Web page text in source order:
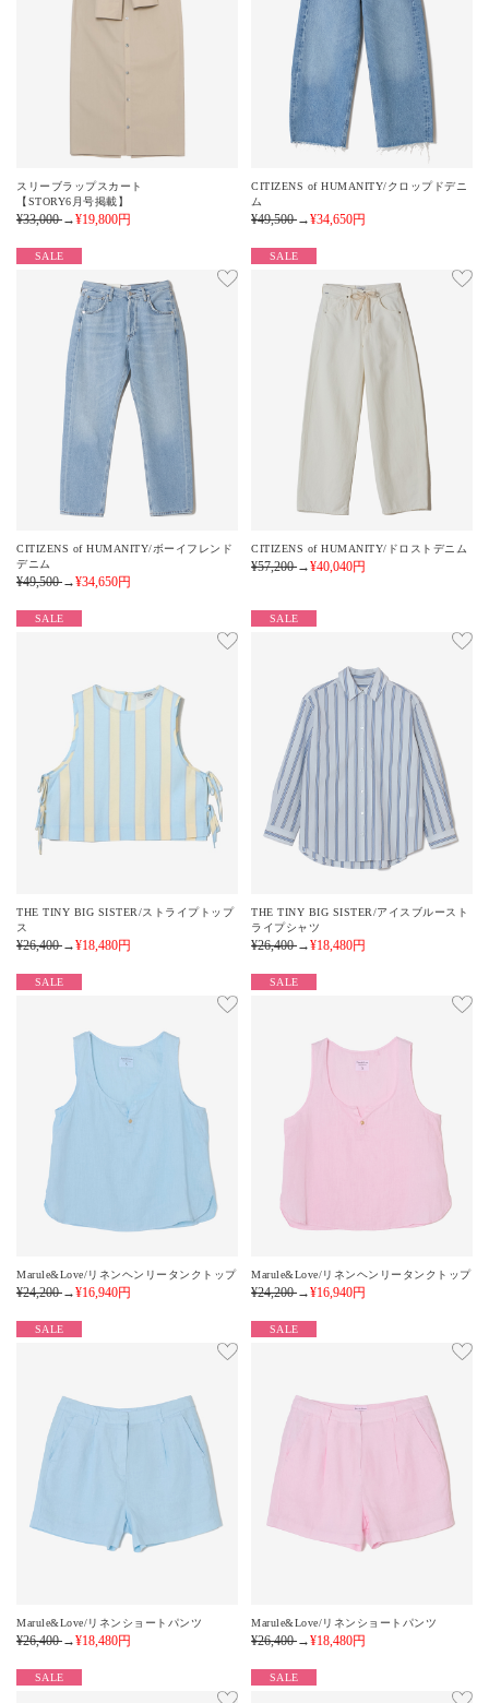
スリーブラップスカート
【STORY6月号掲載】
¥33,000→¥19,800円
CITIZENS of HUMANITY/クロップドデニ
ム
¥49,500→¥34,650円
SALE
CITIZENS of HUMANITY/ボーイフレンド
デニム
¥49,500→¥34,650円
SALE
CITIZENS of HUMANITY/ドロストデニム
¥57,200→¥40,040円
SALE
THE TINY BIG SISTER/ストライプトップ
ス
¥26,400→¥18,480円
SALE
THE TINY BIG SISTER/アイスブルースト
ライプシャツ
¥26,400→¥18,480円
SALE
Marule&Love/リネンヘンリータンクトップ
¥24,200→¥16,940円
SALE
Marule&Love/リネンヘンリータンクトップ
¥24,200→¥16,940円
SALE
Marule&Love/リネンショートパンツ
¥26,400→¥18,480円
SALE
Marule&Love/リネンショートパンツ
¥26,400→¥18,480円
SALE SALE